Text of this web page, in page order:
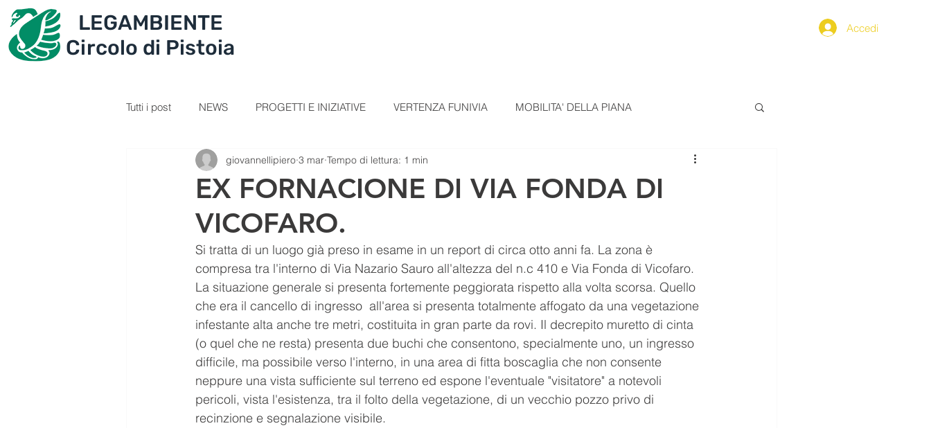
LEGAMBIENTE
Circolo di Pistoia
Accedi
Tutti i post NEWS PROGETTI E INIZIATIVE VERTENZA FUNIVIA MOBILITA' DELLA PIANA
SEZIONE GIOVANI VIDEOLEZIONI COMUNICATI STAMPA ALIMENTAZIONE
PERCORSI RICETTE Comunicato Progetto FarmCom
IL TESORO DELLA MONTAGNA RepTesMont ATTIVITA' DIDATTICHE Agricoltura FarCom2024
EX FORNACIONE DI VIA FONDA DI
VICOFARO.
giovannellipiero 3 mar Tempo di lettura: 1 min
Si tratta di un luogo già preso in esame in un report di circa otto anni fa. La zona è
compresa tra l'interno di Via Nazario Sauro all'altezza del n.c 410 e Via Fonda di Vicofaro.
La situazione generale si presenta fortemente peggiorata rispetto alla volta scorsa. Quello
che era il cancello di ingresso  all'area si presenta totalmente affogato da una vegetazione
infestante alta anche tre metri, costituita in gran parte da rovi. Il decrepito muretto di cinta
(o quel che ne resta) presenta due buchi che consentono, specialmente uno, un ingresso
difficile, ma possibile verso l'interno, in una area di fitta boscaglia che non consente
neppure una vista sufficiente sul terreno ed espone l'eventuale "visitatore" a notevoli
pericoli, vista l'esistenza, tra il folto della vegetazione, di un vecchio pozzo privo di
recinzione e segnalazione visibile.